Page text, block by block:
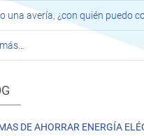
una avería, ¿con quién puedo
DE AHORRAR ENERGÍA